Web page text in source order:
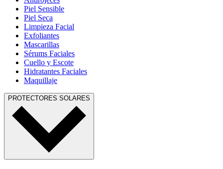
Piel Sensible
Piel Seca
Limpieza Facial
Exfoliantes
Mascarillas
Sérums Faciales
Cuello y Escote
Hidratantes Faciales
Maquillaje
PROTECTORES SOLARES